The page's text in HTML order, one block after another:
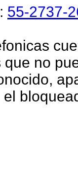
55-2737-
no